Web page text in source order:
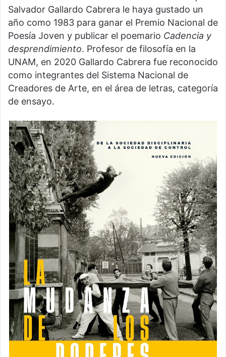
Salvador Gallardo Cabrera le haya gustado un
año como 1983 para ganar el Premio Nacional de
Poesía Joven y publicar el poemario Cadencia y
desprendimiento. Profesor de filosofía en la
UNAM, en 2020 Gallardo Cabrera fue reconocido
como integrantes del Sistema Nacional de
Creadores de Arte, en el área de letras, categoría
de ensayo.